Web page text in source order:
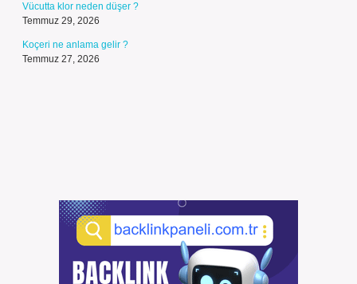
Vücutta klor neden düşer ?
Temmuz 29, 2026
Koçeri ne anlama gelir ?
Temmuz 27, 2026